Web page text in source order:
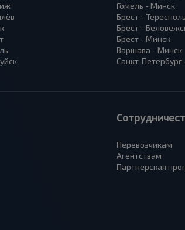
Гомель - Минск
Брест - Тересполь
Брест -
Брест - Минск
Варшава - Минск
Санкт-
Перевозчикам
Агентствам
Партнерская